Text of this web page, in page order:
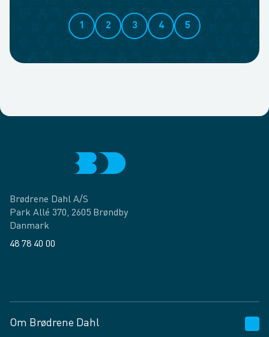
1 2 3 4 5
Brødrene Dahl A/S
Park Allé 370, 2605 Brøndby
Danmark
48 78 40 00
Om Brødrene Dahl